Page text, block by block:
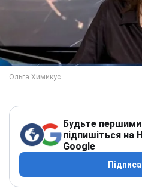
Будьте першими
підпишіться на
Google